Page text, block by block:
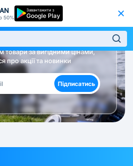
50%
Завантажити з
Google Play
в курсі!
за вигідними цінами,
про акції та новинки
Підписатись